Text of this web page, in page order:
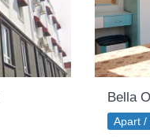
Bella
Apart /